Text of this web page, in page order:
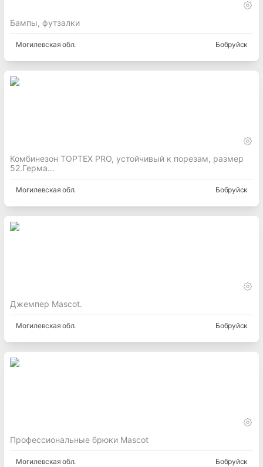
Бампы, футзалки
Могилевская обл. Бобруйск
Комбинезон TOPTEX PRO, устойчивый к порезам, размер
52.Герма...
Могилевская обл. Бобруйск
Джемпер Mascot.
Могилевская обл. Бобруйск
Профессиональные брюки Mascot
Могилевская обл. Бобруйск